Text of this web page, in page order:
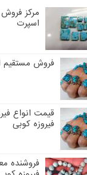
مرکز فروش
اسپرت
فروش مستقیم
قیمت انواع
فیروزه کوبی
فروشنده